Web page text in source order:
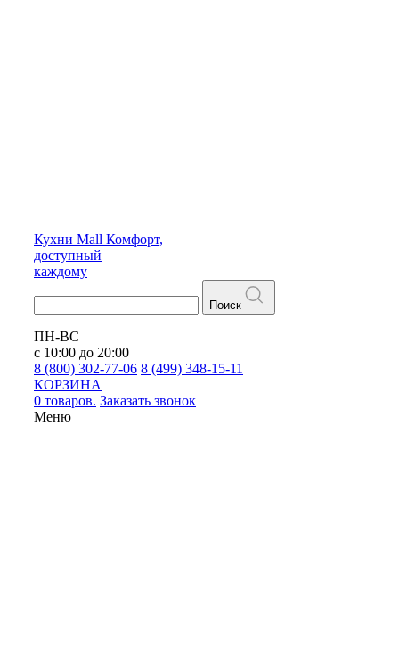
Кухни Mall Комфорт,
доступный
каждому
Поиск
ПН-ВС
с 10:00 до 20:00
8 (800) 302-77-06 8 (499) 348-15-11
КОРЗИНА
0 товаров. Заказать звонок
Меню